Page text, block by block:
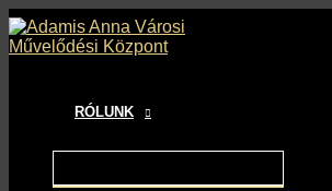
Skip
to
content
RÓLUNK
MENU
TOGGLE
MENU
TOGGLE
MENU
TOGGLE
Bejegyzés
navigáció